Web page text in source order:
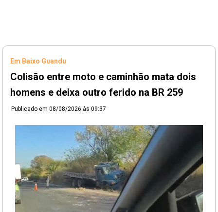
Em Baixo Guandu
Colisão entre moto e caminhão mata dois
homens e deixa outro ferido na BR 259
Publicado em 08/08/2026 às 09:37